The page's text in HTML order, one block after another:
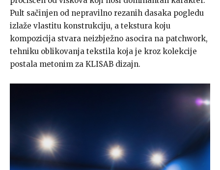
Pult sačinjen od nepravilno rezanih dasaka pogledu
izlaže vlastitu konstrukciju, a tekstura koju
kompozicija stvara neizbježno asocira na patchwork,
tehniku oblikovanja tekstila koja je kroz kolekcije
postala metonim za KLISAB dizajn.